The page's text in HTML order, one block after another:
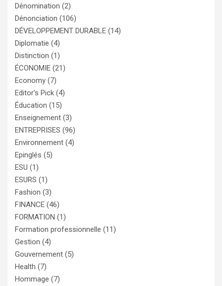
Dénomination (2)
Dénonciation (106)
DÉVELOPPEMENT DURABLE (14)
Diplomatie (4)
Distinction (1)
ÉCONOMIE (21)
Economy (7)
Editor's Pick (4)
Éducation (15)
Enseignement (3)
ENTREPRISES (96)
Environnement (4)
Epinglés (5)
ESU (1)
ESURS (1)
Fashion (3)
FINANCE (46)
FORMATION (1)
Formation professionnelle (11)
Gestion (4)
Gouvernement (5)
Health (7)
Hommage (7)